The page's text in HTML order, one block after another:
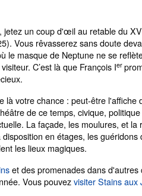
jetez un coup d'œil au retable du
Vous rêvasserez sans doute
le masque de Neptune ne se
C’est là que François Ier
là votre chance : peut-être l'affiche
de ce temps, civique,
La façade, les moulures, et
en étages, les
les lieux magiques.
et des promenades dans
Vous pouvezvisiter Stains aux